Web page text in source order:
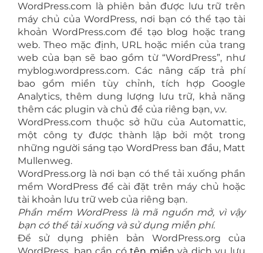
WordPress.com là phiên bản được lưu trữ trên
máy chủ của WordPress, nơi bạn có thể tạo tài
khoản WordPress.com để tạo blog hoặc trang
web. Theo mặc định, URL hoặc miền của trang
web của bạn sẽ bao gồm từ “WordPress”, như
myblog.wordpress.com. Các nâng cấp trả phí
bao gồm miền tùy chỉnh, tích hợp Google
Analytics, thêm dung lượng lưu trữ, khả năng
thêm các plugin và chủ đề của riêng bạn, v.v.
WordPress.com thuộc sở hữu của Automattic,
một công ty được thành lập bởi một trong
những người sáng tạo WordPress ban đầu, Matt
Mullenweg.
WordPress.org là nơi bạn có thể tải xuống phần
mềm WordPress để cài đặt trên máy chủ hoặc
tài khoản lưu trữ web của riêng bạn.
Phần mềm WordPress là mã nguồn mở, vì vậy
bạn có thể tải xuống và sử dụng miễn phí.
Để sử dụng phiên bản WordPress.org của